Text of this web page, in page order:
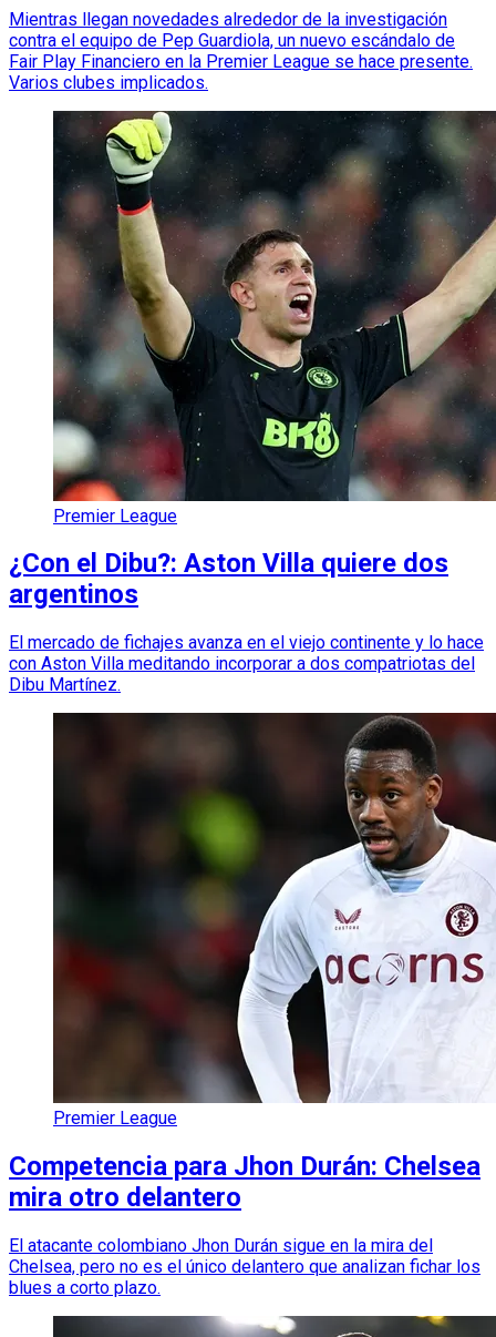
Mientras llegan novedades alrededor de la investigación
contra el equipo de Pep Guardiola, un nuevo escándalo de
Fair Play Financiero en la Premier League se hace presente.
Varios clubes implicados.
Premier League
¿Con el Dibu?: Aston Villa quiere dos
argentinos
El mercado de fichajes avanza en el viejo continente y lo hace
con Aston Villa meditando incorporar a dos compatriotas del
Dibu Martínez.
Premier League
Competencia para Jhon Durán: Chelsea
mira otro delantero
El atacante colombiano Jhon Durán sigue en la mira del
Chelsea, pero no es el único delantero que analizan fichar los
blues a corto plazo.